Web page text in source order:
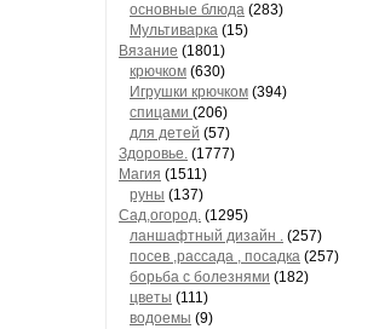
основные блюда (283)
Мультиварка (15)
Вязание (1801)
крючком (630)
Игрушки крючком (394)
спицами (206)
для детей (57)
Здоровье. (1777)
Магия (1511)
руны (137)
Сад,огород. (1295)
ланшафтный дизайн . (257)
посев ,рассада , посадка (257)
борьба с болезнями (182)
цветы (111)
водоемы (9)